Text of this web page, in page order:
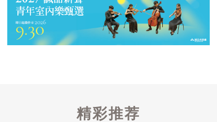
精彩推荐